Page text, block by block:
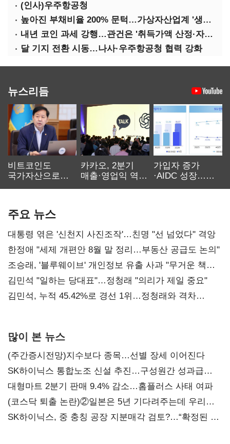
(인사)우주항공청
높아진 부채비율 200% 문턱…가상자산업계 '생존 시험대'
내년 코인 과세 강행…관건은 '취득가액 산정·자산 이동'
달 기지 전환 시동…나사·우주항공청 협력 강화
뉴스리듬
비트코인도
국가자산으로…'
카카오, 2분기
매출·영업익 역대
가입자 증가
·AIDC 성장…
주요 뉴스
대통령 엮은 '신천지 사진조작'…친명 "선 넘었다" 격앙
한정애 "세제 개편안 8월 말 정리…부동산 공급도 논의"
조승래, '블루웨이브' 개인정보 유출 사과 "무거운 책임
통감"
김민석 "일하는 당대표"…정청래 "의리가 제일 중요"
김민석, 누적 45.42%로 경선 1위…정청래와 격차
많이 본 뉴스
(주간증시전망)지수보다 종목…선별 장세 이어진다
SK하이닉스 통합노조 신설 추진…구성원간 성과급
불만 확산
대형마트 2분기 판매 9.4% 감소…홈플러스 사태 여파
(코스닥 퇴출 논란)②일본은 5년 기다려주는데 우리는
당장 퇴출?…시간만으론 부족한 코스닥 구하기
SK하이닉스, 중 충칭 공장 지분매각 검토?…“확정된 바